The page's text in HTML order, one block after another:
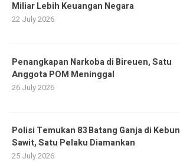
Miliar Lebih Keuangan Negara
22 July 2026
Penangkapan Narkoba di Bireuen, Satu
Anggota POM Meninggal
26 July 2026
Polisi Temukan 83 Batang Ganja di Kebun
Sawit, Satu Pelaku Diamankan
25 July 2026